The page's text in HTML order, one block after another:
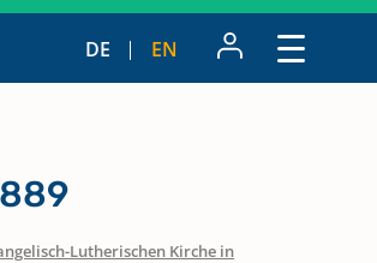
DE EN
Lutherischen Kirche in